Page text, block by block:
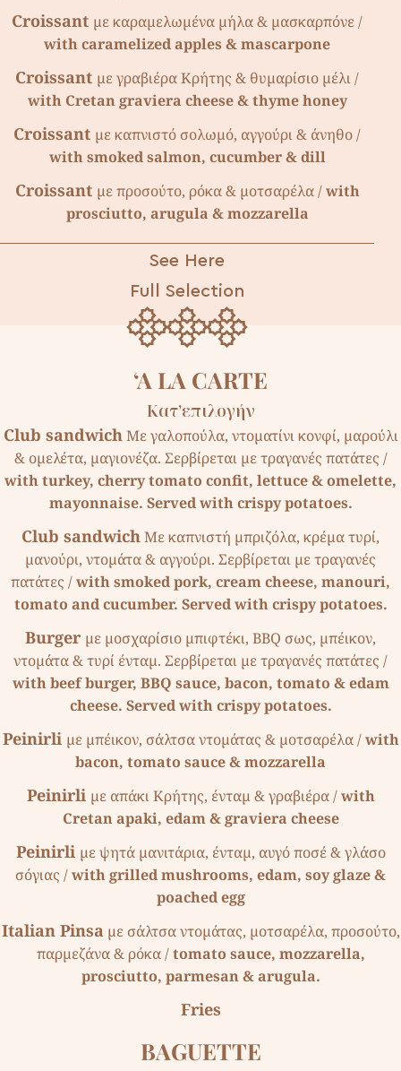
Croissant µε καραµελωµένα µήλα & µασκαρπόνε /
with caramelized apples & mascarpone
Croissant µε γραβιέρα Κρήτης & θυµαρίσιο µέλι /
with Cretan graviera cheese & thyme honey
Croissant µε καπνιστό σολωµό, αγγούρι & άνηθο /
with smoked salmon, cucumber & dill
Croissant µε προσούτο, ρόκα & µοτσαρέλα /with
prosciutto, arugula & mozzarella
See Here
Full Selection
‘A LA CARTE
Κατ’επιλογήν
Club sandwichΜε γαλοπούλα, ντοµατίνι κονφί, µαρούλι
& οµελέτα, µαγιονέζα. Σερβίρεται µε τραγανές πατάτες /
with turkey, cherry tomato confit, lettuce & omelette,
mayonnaise. Served with crispy potatoes.
Club sandwichΜε καπνιστή µπριζόλα, κρέµα τυρί,
µανούρι, ντοµάτα & αγγούρι. Σερβίρεται µε τραγανές
πατάτες /with smoked pork, cream cheese, manouri,
tomato and cucumber. Served with crispy potatoes.
Burger µε µοσχαρίσιο µπιφτέκι, BBQ σως, µπέικον,
ντοµάτα & τυρί ένταµ. Σερβίρεται µε τραγανές πατάτες /
with beef burger, BBQ sauce, bacon, tomato & edam
cheese. Served with crispy potatoes.
Peinirli µε µπέικον, σάλτσα ντοµάτας & µοτσαρέλα /with
bacon, tomato sauce & mozzarella
Peinirli µε απάκι Κρήτης, ένταµ & γραβιέρα /with
Cretan apaki, edam & graviera cheese
Peinirli µε ψητά µανιτάρια, ένταµ, αυγό ποσέ & γλάσο
σόγιας /with grilled mushrooms, edam, soy glaze &
poached egg
Italian Pinsaµε σάλτσα ντοµάτας, µοτσαρέλα, προσούτο,
παρµεζάνα & ρόκα /tomato sauce, mozzarella,
prosciutto, parmesan & arugula.
Fries
BAGUETTE